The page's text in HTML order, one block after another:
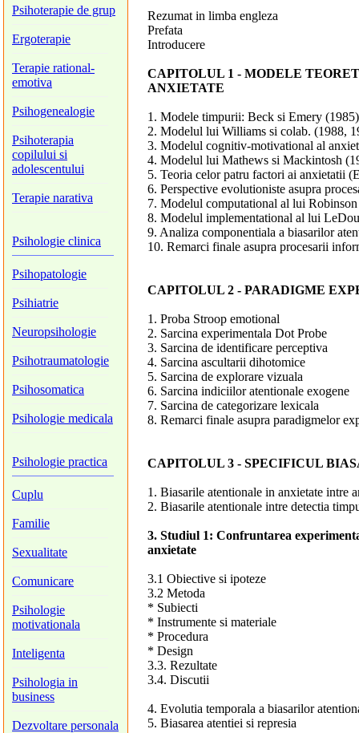
Psihoterapie de grup
Ergoterapie
Terapie rational-
emotiva
Psihogenealogie
Psihoterapia
copilului si
adolescentului
Terapie narativa
Psihologie clinica
Psihopatologie
Psihiatrie
Neuropsihologie
Psihotraumatologie
Psihosomatica
Psihologie medicala
Psihologie practica
Cuplu
Familie
Sexualitate
Comunicare
Psihologie
motivationala
Inteligenta
Psihologia in
business
Dezvoltare personala
Rezumat in limba engleza
Prefata
Introducere
CAPITOLUL 1 - MODELE
ANXIETATE
1. Modele timpurii: Beck si Emery
2. Modelul lui Williams si colab. (1988,
3. Modelul cognitiv-motivational al
4. Modelul lui Mathews si Mackintosh
5. Teoria celor patru factori ai anxietatii
6. Perspective evolutioniste asupra
7. Modelul computational al lui
8. Modelul implementational al lui
9. Analiza componentiala a biasarilor
10. Remarci finale asupra procesarii
CAPITOLUL 2 - PARADIGME
1. Proba Stroop emotional
2. Sarcina experimentala Dot Probe
3. Sarcina de identificare perceptiva
4. Sarcina ascultarii dihotomice
5. Sarcina de explorare vizuala
6. Sarcina indiciilor atentionale exogene
7. Sarcina de categorizare lexicala
8. Remarci finale asupra paradigmelor
CAPITOLUL 3 - SPECIFICUL
1. Biasarile atentionale in anxietate intre
2. Biasarile atentionale intre detectia
3. Studiul 1: Confruntarea
anxietate
3.1 Obiective si ipoteze
3.2 Metoda
* Subiecti
* Instrumente si materiale
* Procedura
* Design
3.3. Rezultate
3.4. Discutii
4. Evolutia temporala a biasarilor
5. Biasarea atentiei si represia